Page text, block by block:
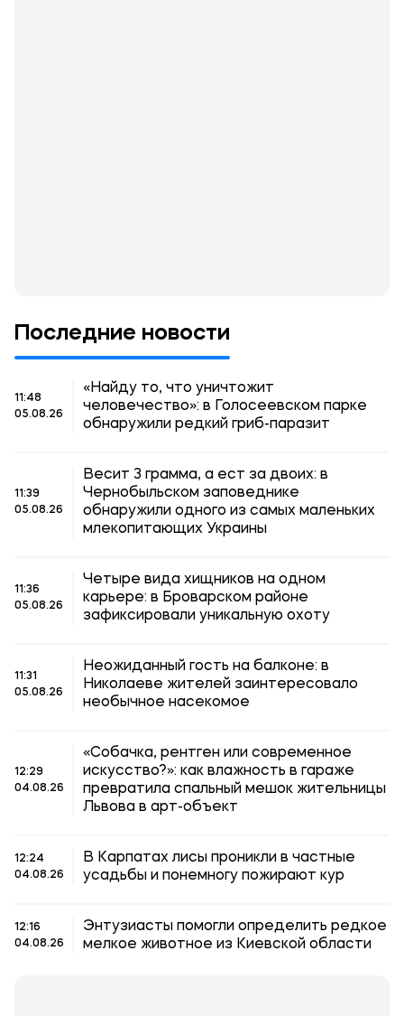
Последние новости
11:48
05.08.26
«Найду то, что уничтожит
человечество»: в Голосеевском парке
обнаружили редкий гриб-паразит
11:39
05.08.26
Весит 3 грамма, а ест за двоих: в
Чернобыльском заповеднике
обнаружили одного из самых маленьких
млекопитающих Украины
11:36
05.08.26
Четыре вида хищников на одном
карьере: в Броварском районе
зафиксировали уникальную охоту
11:31
05.08.26
Неожиданный гость на балконе: в
Николаеве жителей заинтересовало
необычное насекомое
12:29
04.08.26
«Собачка, рентген или современное
искусство?»: как влажность в гараже
превратила спальный мешок жительницы
Львова в арт-объект
12:24
04.08.26
В Карпатах лисы проникли в частные
усадьбы и понемногу пожирают кур
12:16
04.08.26
Энтузиасты помогли определить редкое
мелкое животное из Киевской области